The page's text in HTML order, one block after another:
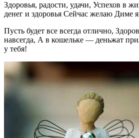
Здоровья, радости, удачи, Успехов в
денег и здоровья Сейчас желаю Диме
Пусть будет все всегда отлично,
навсегда, А в кошельке — деньжат
у тебя!